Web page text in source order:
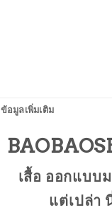
ข้อมูลเพิ่มเติม
เสื้อ ออกแบบ
แต่เปล่า